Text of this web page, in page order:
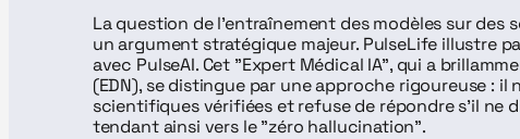
La question de l’entraînement des modèles sur
un argument stratégique majeur. PulseLife illustre
avec PulseAI. Cet "Expert Médical IA", qui a
(EDN), se distingue par une approche rigoureuse : il
scientifiques vérifiées et refuse de répondre s'il ne
tendant ainsi vers le "zéro hallucination".